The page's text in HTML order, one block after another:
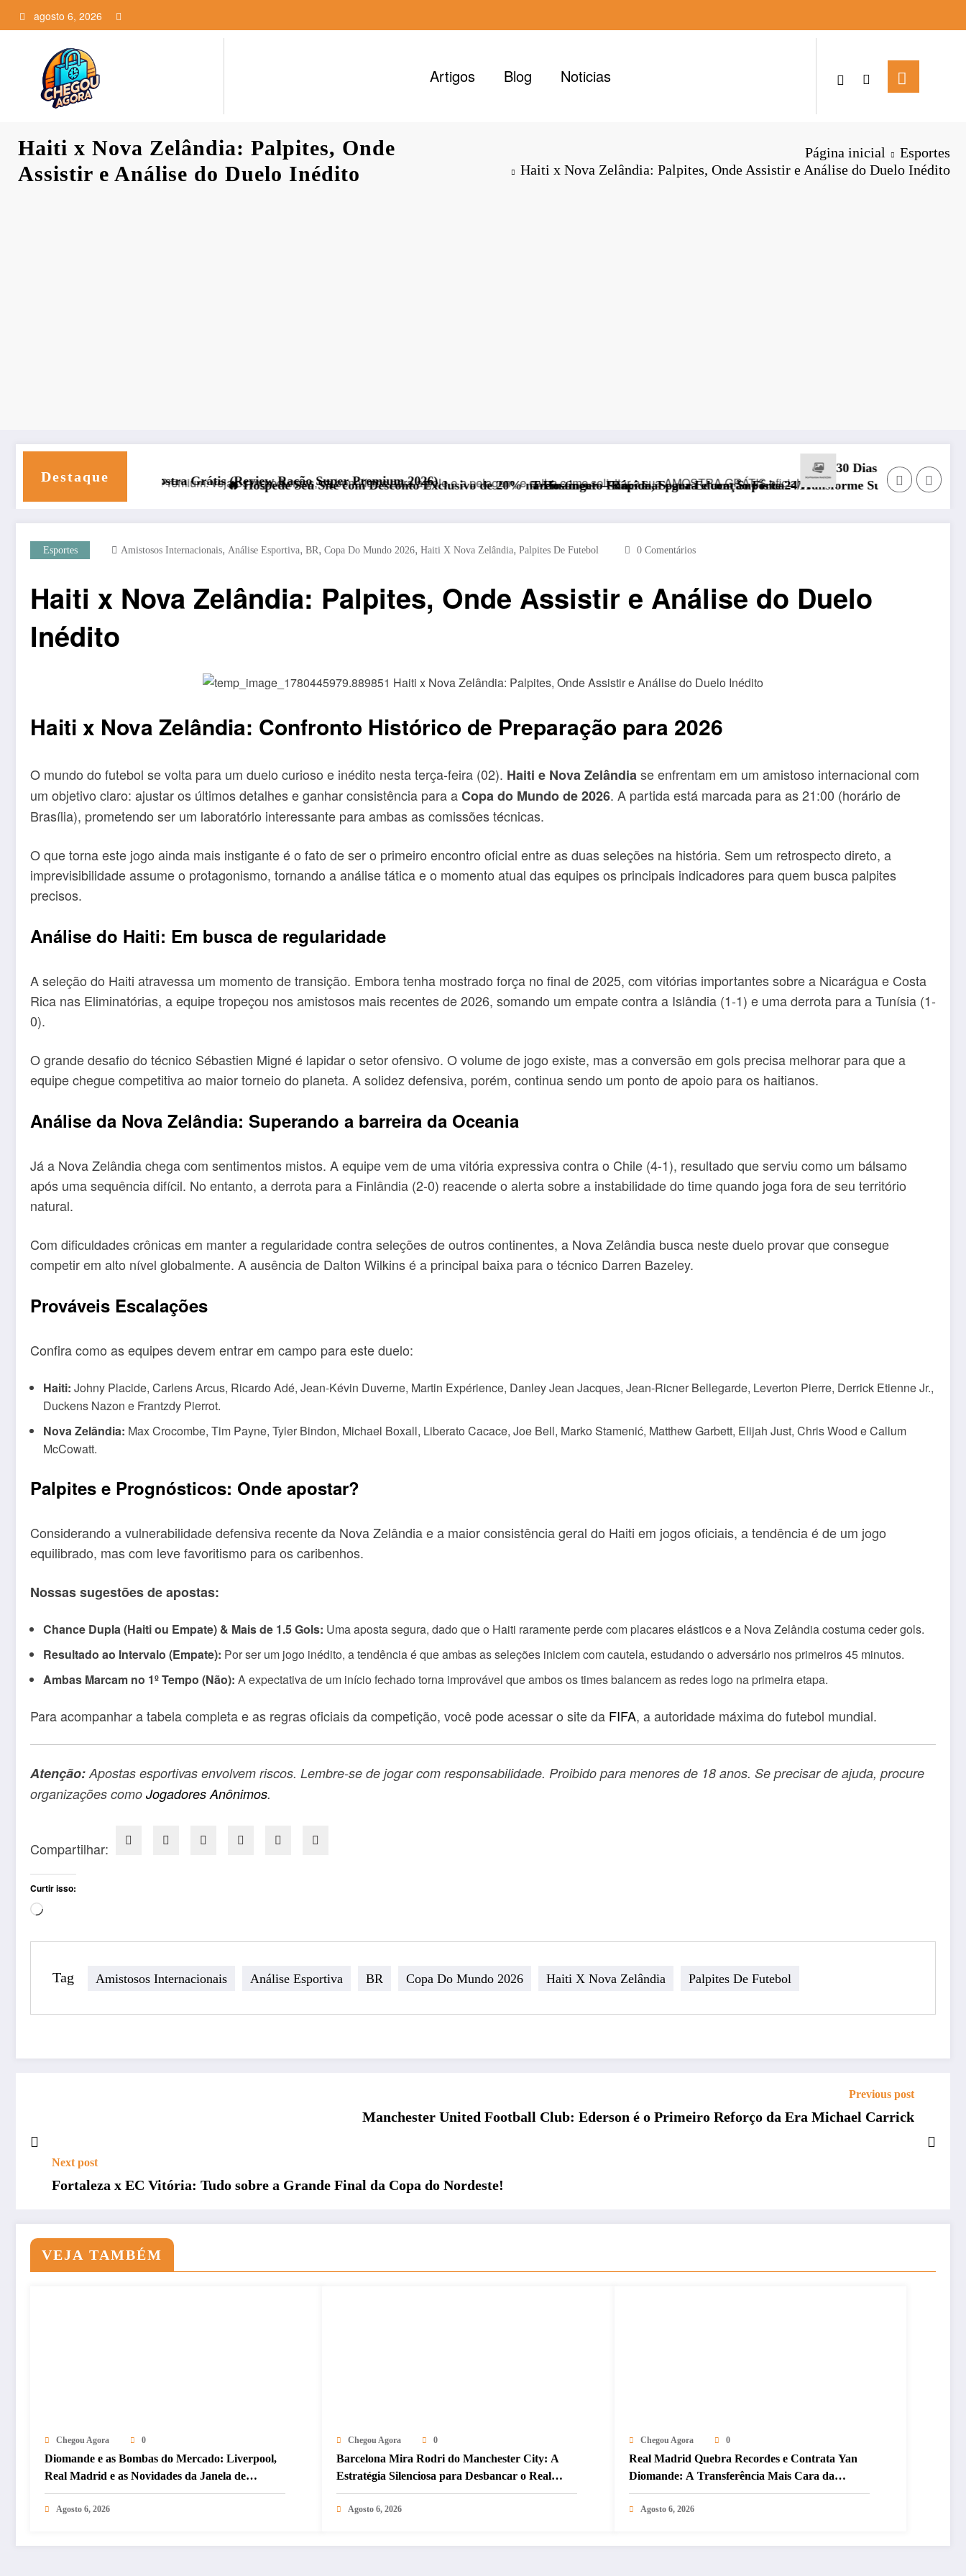
para
conteúdo
agosto 6, 2026
Artigos Blog Noticias
Haiti x Nova Zelândia: Palpites, Onde
Assistir e Análise do Duelo Inédito
Página inicial
Esportes
Haiti x Nova Zelândia: Palpites, Onde Assistir e Análise do Duelo Inédito
Destaque
+ Amostra Grátis (Review Ração Super Premium 2026)
🔥 Hospede Seu Site com Desconto Exclusivo de 20% na Hostinger – Rápida, Segura e com Suporte 24/7!
Treinamento Funcional para Educação Física – Transforme Suas Aulas em 2025
30 Dias com Deus para Restaurar Seu
Esportes Amistosos Internacionais, Análise Esportiva, BR, Copa Do Mundo 2026, Haiti X Nova Zelândia, Palpites De Futebol 0 Comentários
Haiti x Nova Zelândia: Palpites, Onde Assistir e Análise do Duelo
Inédito
Haiti x Nova Zelândia: Confronto Histórico de Preparação para 2026
O mundo do futebol se volta para um duelo curioso e inédito nesta terça-feira (02). Haiti e Nova Zelândiase enfrentam em um amistoso internacional com
um objetivo claro: ajustar os últimos detalhes e ganhar consistência para aCopa do Mundo de 2026. A partida está marcada para as 21:00 (horário de
Brasília), prometendo ser um laboratório interessante para ambas as comissões técnicas.
O que torna este jogo ainda mais instigante é o fato de ser o primeiro encontro oficial entre as duas seleções na história. Sem um retrospecto direto, a
imprevisibilidade assume o protagonismo, tornando a análise tática e o momento atual das equipes os principais indicadores para quem busca palpites
precisos.
Análise do Haiti: Em busca de regularidade
A seleção do Haiti atravessa um momento de transição. Embora tenha mostrado força no final de 2025, com vitórias importantes sobre a Nicarágua e Costa
Rica nas Eliminatórias, a equipe tropeçou nos amistosos mais recentes de 2026, somando um empate contra a Islândia (1-1) e uma derrota para a Tunísia (1-
0).
O grande desafio do técnico Sébastien Migné é lapidar o setor ofensivo. O volume de jogo existe, mas a conversão em gols precisa melhorar para que a
equipe chegue competitiva ao maior torneio do planeta. A solidez defensiva, porém, continua sendo um ponto de apoio para os haitianos.
Análise da Nova Zelândia: Superando a barreira da Oceania
Já a Nova Zelândia chega com sentimentos mistos. A equipe vem de uma vitória expressiva contra o Chile (4-1), resultado que serviu como um bálsamo
após uma sequência difícil. No entanto, a derrota para a Finlândia (2-0) reacende o alerta sobre a instabilidade do time quando joga fora de seu território
natural.
Com dificuldades crônicas em manter a regularidade contra seleções de outros continentes, a Nova Zelândia busca neste duelo provar que consegue
competir em alto nível globalmente. A ausência de Dalton Wilkins é a principal baixa para o técnico Darren Bazeley.
Prováveis Escalações
Confira como as equipes devem entrar em campo para este duelo:
Haiti: Johny Placide, Carlens Arcus, Ricardo Adé, Jean-Kévin Duverne, Martin Expérience, Danley Jean Jacques, Jean-Ricner Bellegarde, Leverton Pierre, Derrick Etienne Jr.,
Duckens Nazon e Frantzdy Pierrot.
Nova Zelândia: Max Crocombe, Tim Payne, Tyler Bindon, Michael Boxall, Liberato Cacace, Joe Bell, Marko Stamenić, Matthew Garbett, Elijah Just, Chris Wood e Callum
McCowatt.
Palpites e Prognósticos: Onde apostar?
Considerando a vulnerabilidade defensiva recente da Nova Zelândia e a maior consistência geral do Haiti em jogos oficiais, a tendência é de um jogo
equilibrado, mas com leve favoritismo para os caribenhos.
Nossas sugestões de apostas:
Chance Dupla (Haiti ou Empate) & Mais de 1.5 Gols: Uma aposta segura, dado que o Haiti raramente perde com placares elásticos e a Nova Zelândia costuma ceder gols.
Resultado ao Intervalo (Empate): Por ser um jogo inédito, a tendência é que ambas as seleções iniciem com cautela, estudando o adversário nos primeiros 45 minutos.
Ambas Marcam no 1º Tempo (Não): A expectativa de um início fechado torna improvável que ambos os times balancem as redes logo na primeira etapa.
Para acompanhar a tabela completa e as regras oficiais da competição, você pode acessar o site da FIFA, a autoridade máxima do futebol mundial.
Atenção: Apostas esportivas envolvem riscos. Lembre-se de jogar com responsabilidade. Proibido para menores de 18 anos. Se precisar de ajuda, procure
organizações como Jogadores Anônimos.
Compartilhar:
Curtir isso:
Carregando...
Tag Amistosos Internacionais Análise Esportiva BR Copa Do Mundo 2026 Haiti X Nova Zelândia Palpites De Futebol
Previous post
Manchester United Football Club: Ederson é o Primeiro Reforço da Era Michael Carrick
Next post
Fortaleza x EC Vitória: Tudo sobre a Grande Final da Copa do Nordeste!
VEJA TAMBÉM
Chegou Agora 0
Diomande e as Bombas do Mercado: Liverpool,
Real Madrid e as Novidades da Janela de
Transferências
Agosto 6, 2026
Chegou Agora 0
Barcelona Mira Rodri do Manchester City: A
Estratégia Silenciosa para Desbancar o Real
Madrid
Agosto 6, 2026
Chegou Agora 0
Real Madrid Quebra Recordes e Contrata Yan
Diomande: A Transferência Mais Cara da
História do Clube
Agosto 6, 2026